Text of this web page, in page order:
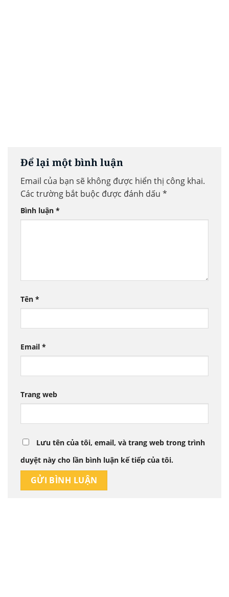
Để lại một bình luận
Email của bạn sẽ không được hiển thị công khai.
Các trường bắt buộc được đánh dấu *
Bình luận *
Tên *
Email *
Trang web
Lưu tên của tôi, email, và trang web trong trình
duyệt này cho lần bình luận kế tiếp của tôi.